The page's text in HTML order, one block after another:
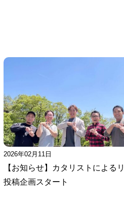
2026年02月11日
【お知らせ】カタリストによる
投稿企画スタート